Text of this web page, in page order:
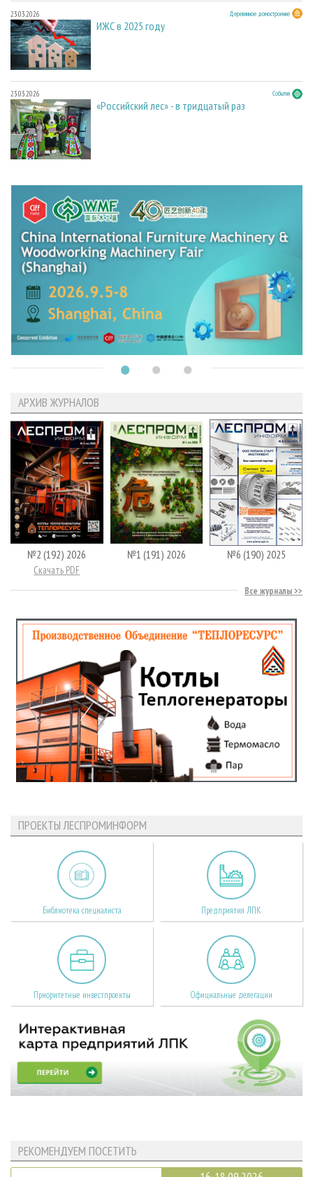
23.03.2026 Деревянное домостроение
ИЖС в 2025 году
23.03.2026 События
«Российский лес» - в тридцатый раз
АРХИВ ЖУРНАЛОВ
№2 (192) 2026
Скачать PDF
№1 (191) 2026 №6 (190) 2025
Все журналы
ПРОЕКТЫ ЛЕСПРОМИНФОРМ
Библиотека специалиста Предприятия ЛПК
Приоритетные инвестпроекты Официальные делегации
РЕКОМЕНДУЕМ ПОСЕТИТЬ